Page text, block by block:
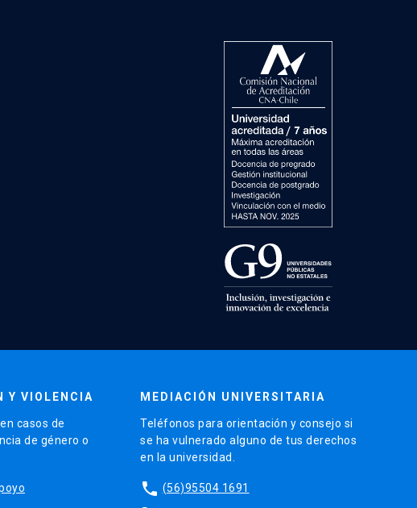
Y VIOLENCIA
casos de
de género o
MEDIACIÓN UNIVERSITARIA
Teléfonos para orientación y consejo si
se ha vulnerado alguno de tus derechos
en la universidad.
phone (56)95504 1691